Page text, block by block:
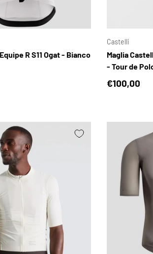
R S11 Ogat - Bianco
Castelli
Maglia
- Tour de
Prezzo
€100,00